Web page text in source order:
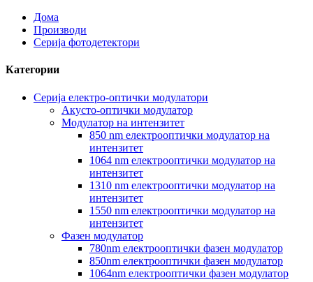
Дома
Производи
Серија фотодетектори
Категории
Серија електро-оптички модулатори
Акусто-оптички модулатор
Модулатор на интензитет
850 nm електрооптички модулатор на
интензитет
1064 nm електрооптички модулатор на
интензитет
1310 nm електрооптички модулатор на
интензитет
1550 nm електрооптички модулатор на
интензитет
Фазен модулатор
780nm електрооптички фазен модулатор
850nm електрооптички фазен модулатор
1064nm електрооптички фазен модулатор